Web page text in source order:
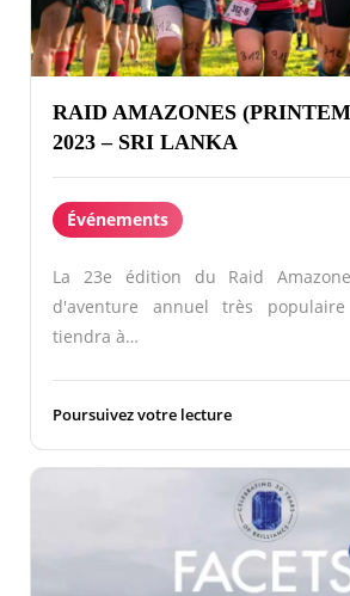
RAID AMAZONES
2023 – SRI LANKA
Événements
La 23e édition du Raid
d'aventure annuel très
tiendra à…
Poursuivez votre lecture